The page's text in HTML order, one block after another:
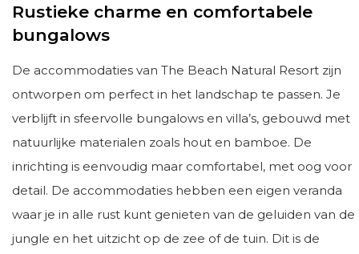
Rustieke charme en comfortabele
bungalows
De accommodaties van The Beach Natural Resort zijn
ontworpen om perfect in het landschap te passen. Je
verblijft in sfeervolle bungalows en villa’s, gebouwd met
natuurlijke materialen zoals hout en bamboe. De
inrichting is eenvoudig maar comfortabel, met oog voor
detail. De accommodaties hebben een eigen veranda
waar je in alle rust kunt genieten van de geluiden van de
jungle en het uitzicht op de zee of de tuin. Dit is de